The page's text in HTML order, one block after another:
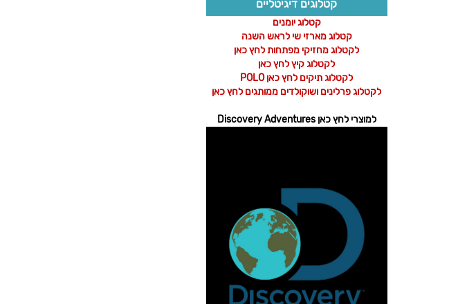
קטלוגים דיגיטליים
קטלוג יומנים
קטלוג מארזי שי לראש השנה
לקטלוג מחזיקי מפתחות לחץ כאן
לקטלוג קיץ לחץ כאן
לקטלוג תיקים לחץ כאן POLO
לקטלוג פרלינים ושוקולדים ממותגים לחץ כאן
למוצרי לחץ כאן Discovery Adventures